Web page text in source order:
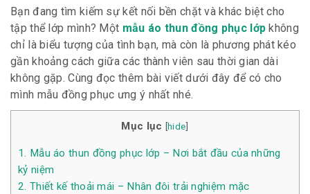
Bạn đang tìm kiếm sự kết nối bền chặt và khác biệt cho
tập thể lớp mình? Một mẫu áo thun đồng phục lớp không
chỉ là biểu tượng của tình bạn, mà còn là phương phát kéo
gần khoảng cách giữa các thành viên sau thời gian dài
không gặp. Cùng đọc thêm bài viết dưới đây để có cho
mình mẫu đồng phục ưng ý nhất nhé.
Mục lục [hide]
1. Mẫu áo thun đồng phục lớp – Nơi bắt đầu của những
kỷ niệm
2. Thiết kế thoải mái – Nhân đôi trải nghiệm mặc